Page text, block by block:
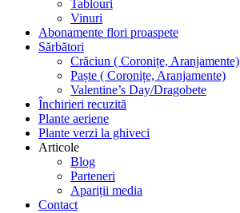
Tablouri
Vinuri
Abonamente flori proaspete
Sărbători
Crăciun ( Coronițe, Aranjamente)
Paște ( Coronițe, Aranjamente)
Valentine’s Day/Dragobete
Închirieri recuzită
Plante aeriene
Plante verzi la ghiveci
Articole
Blog
Parteneri
Apariții media
Contact